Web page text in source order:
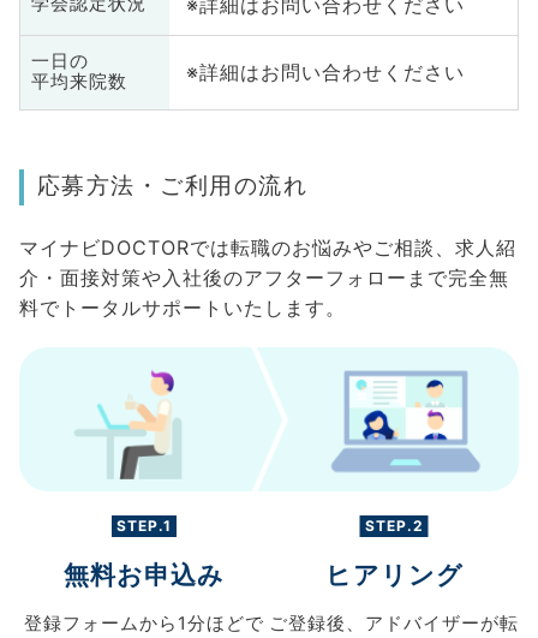
一日の
平均来院数
※詳細はお問い合わせください
応募方法・ご利用の流れ
マイナビDOCTORでは転職のお悩みやご相談、求人紹
介・面接対策や入社後のアフターフォローまで完全無
料でトータルサポートいたします。
STEP.1
無料お申込み
登録フォームから 1分ほどで
STEP.2
ヒアリング
ご登録後、 アドバイザーが転